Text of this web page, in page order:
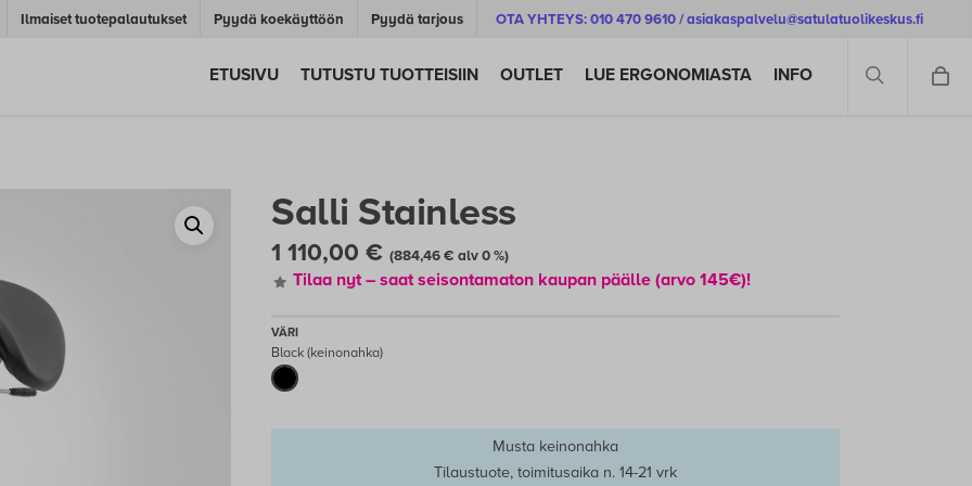
Ilmaiset tuotepalautukset Pyydä koekäyttöön Pyydä tarjous OTA YHTEYS: 010 470 9610 / asiakaspalvelu@satulatuolikeskus.fi
ETUSIVU TUTUSTU TUOTTEISIIN OUTLET LUE ERGONOMIASTA INFO
Salli Stainless
1 110,00 € (884,46€ alv 0 %)
Tilaa nyt – saat seisontamaton kaupan päälle (arvo 145€)!
Black (keinonahka)
Musta keinonahka
Tilaustuote, toimitusaika n. 14-21 vrk